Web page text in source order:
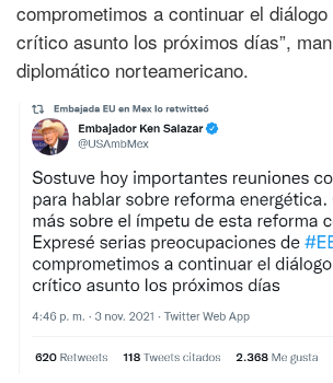
comprometimos a continuar el
crítico asunto los próximos días”,
diplomático norteamericano.